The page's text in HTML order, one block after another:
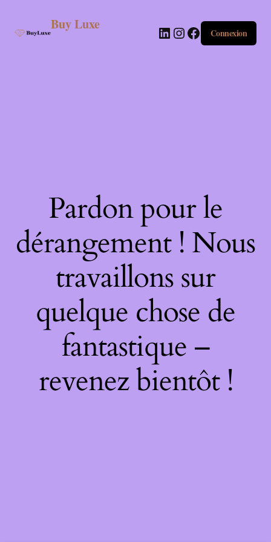
Buy Luxe
Connexion
Pardon pour le
dérangement ! Nous
travaillons sur
quelque chose de
fantastique –
revenez bientôt !